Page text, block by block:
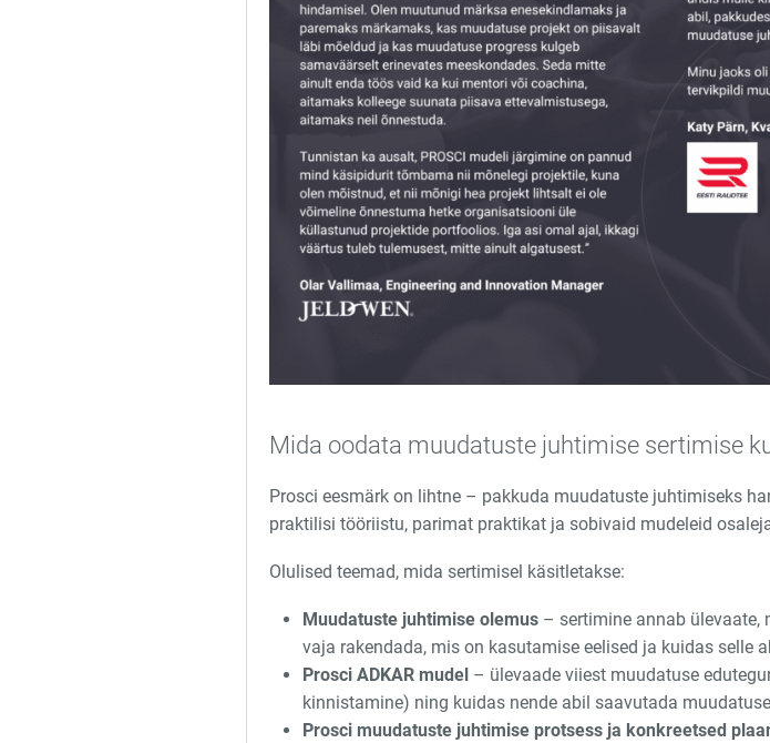
Mida oodata muudatuste juhtimise sertimise
Prosci eesmärk on lihtne – pakkuda muudatuste juhtimiseks
praktilisi tööriistu, parimat praktikat ja sobivaid mudeleid
Olulised teemad, mida sertimisel käsitletakse:
Muudatuste juhtimise olemus – sertimine annab ülevaate,
vaja rakendada, mis on kasutamise eelised ja kuidas selle
Prosci ADKAR mudel – ülevaade viiest muudatuse
kinnistamine) ning kuidas nende abil saavutada
Prosci muudatuste juhtimise protsess ja konkreetsed